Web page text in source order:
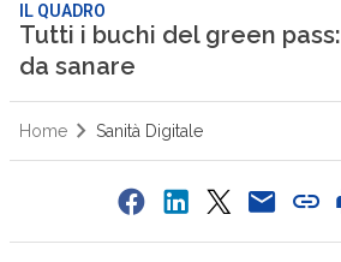
IL QUADRO
Tutti i buchi del green
da sanare
Home Sanità Digitale